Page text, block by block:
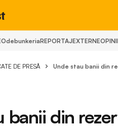
debunkeriaREPORTAJEXTERNEOPINII
DE PRESĂ Unde stau banii din
banii din